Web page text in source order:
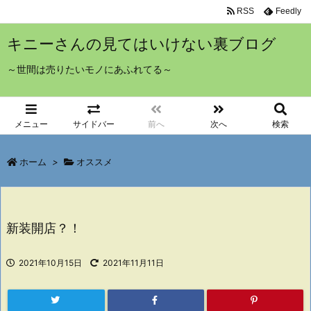
キニーさんの見てはいけない裏ブログ
～世間は売りたいモノにあふれてる～
メニュー サイドバー 前へ 次へ 検索
RSS Feedly
ホーム > オススメ
新装開店？！
2021年10月15日 2021年11月11日